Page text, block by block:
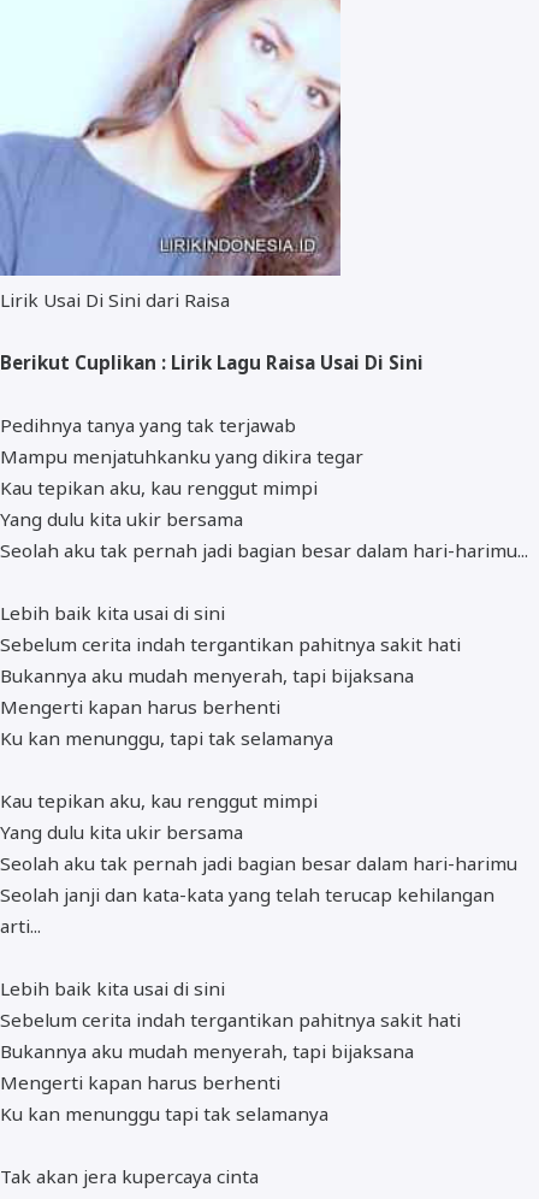
Lirik Usai Di Sini dari Raisa
Berikut Cuplikan : Lirik Lagu Raisa Usai Di Sini
Pedihnya tanya yang tak terjawab
Mampu menjatuhkanku yang dikira tegar
Kau tepikan aku, kau renggut mimpi
Yang dulu kita ukir bersama
Seolah aku tak pernah jadi bagian besar dalam hari-harimu...
Lebih baik kita usai di sini
Sebelum cerita indah tergantikan pahitnya sakit hati
Bukannya aku mudah menyerah, tapi bijaksana
Mengerti kapan harus berhenti
Ku kan menunggu, tapi tak selamanya
Kau tepikan aku, kau renggut mimpi
Yang dulu kita ukir bersama
Seolah aku tak pernah jadi bagian besar dalam hari-harimu
Seolah janji dan kata-kata yang telah terucap kehilangan
arti...
Lebih baik kita usai di sini
Sebelum cerita indah tergantikan pahitnya sakit hati
Bukannya aku mudah menyerah, tapi bijaksana
Mengerti kapan harus berhenti
Ku kan menunggu tapi tak selamanya
Tak akan jera kupercaya cinta